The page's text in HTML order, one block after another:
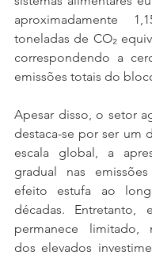
aproximadamente
toneladas de CO₂
correspondendo a
emissões totais do
Apesar disso, o setor
destaca-se por ser um
escala global, a
gradual nas
efeito estufa ao
décadas. Entretanto,
permanece limitado,
dos elevados